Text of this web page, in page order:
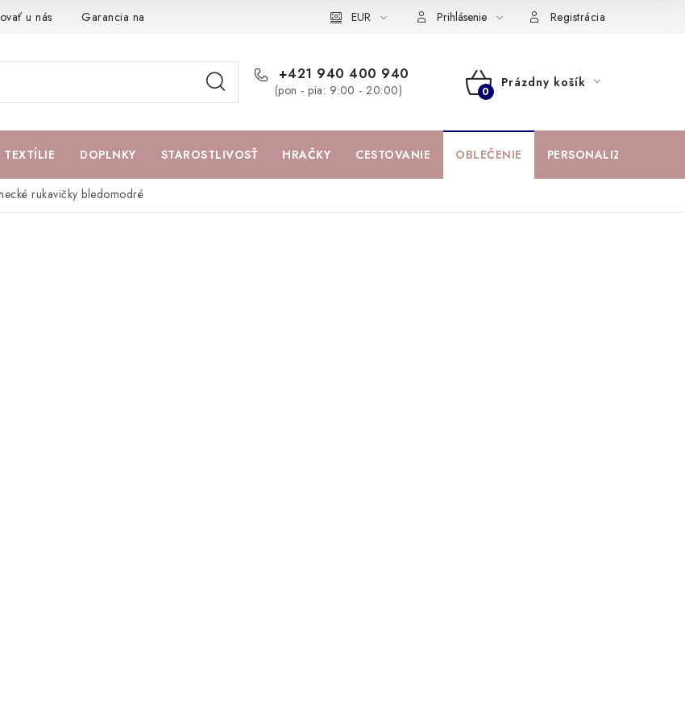
u nás Garancia najlepšej ceny Darčeková poukážka Spolupráca s influencermi BABY zoznam obľúbených
EUR Prihlásenie Registrácia
+421 940 400 940
(pon - pia: 9:00 - 20:00)
NÁKUPNÝ
Prázdny košík
TEXTÍLIE DOPLNKY STAROSTLIVOSŤ HRAČKY CESTOVANIE OBLEČENIE PERSONALIZOVANÉ
rukavičky bledomodré